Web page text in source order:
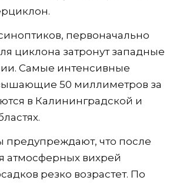
первоначально
циклона затронут западные
Самые интенсивные
50 миллиметров за
в Калининградской и
предупреждают, что после
атмосферных вихрей
резко возрастет. По